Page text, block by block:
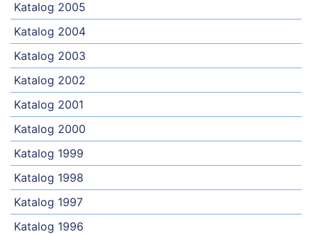
Katalog 2005
Katalog 2004
Katalog 2003
Katalog 2002
Katalog 2001
Katalog 2000
Katalog 1999
Katalog 1998
Katalog 1997
Katalog 1996